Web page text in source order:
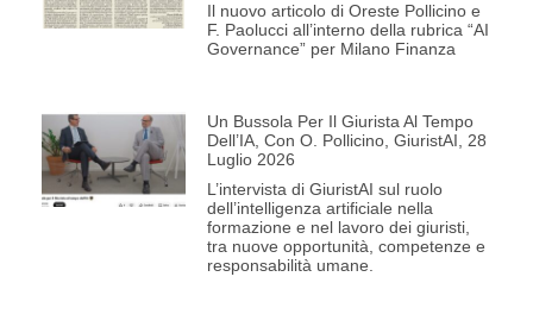
Il nuovo articolo di Oreste Pollicino e
F. Paolucci all’interno della rubrica “AI
Governance” per Milano Finanza
Un Bussola Per Il Giurista Al Tempo
Dell’IA, Con O. Pollicino, GiuristAI, 28
Luglio 2026
L’intervista di GiuristAI sul ruolo
dell’intelligenza artificiale nella
formazione e nel lavoro dei giuristi,
tra nuove opportunità, competenze e
responsabilità umane.